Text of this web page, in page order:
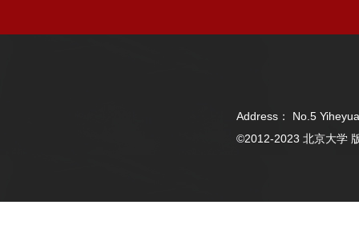
Address： No.5
©2012-2023 北京大学